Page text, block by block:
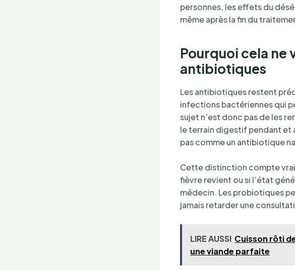
personnes, les effets du
même après la fin du
Pourquoi cela ne
antibiotiques
Les antibiotiques restent
infections bactériennes qui
sujet n’est donc pas de les
le terrain digestif pendant et
pas comme un antibiotique
Cette distinction compte
fièvre revient ou si l’état
médecin. Les probiotiques
jamais retarder une
LIRE AUSSI Cuisson rôti
une viande parfaite